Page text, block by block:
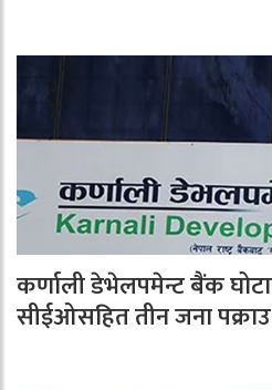
कर्णाली डेभेलपमेन्ट बैंक
सीईओसहित तीन जना पक्राउ